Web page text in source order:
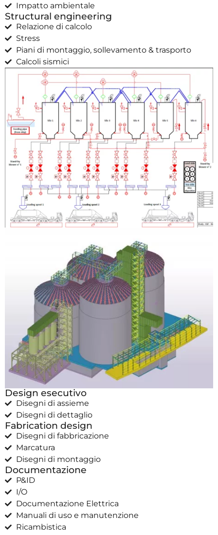
Impatto ambientale
Structural engineering
Relazione di calcolo
Stress
Piani di montaggio, sollevamento & trasporto
Calcoli sismici
Design esecutivo
Disegni di assieme
Disegni di dettaglio
Fabrication design
Disegni di fabbricazione
Marcatura
Disegni di montaggio
Documentazione
P&ID
I/O
Documentazione Elettrica
Manuali di uso e manutenzione
Ricambistica